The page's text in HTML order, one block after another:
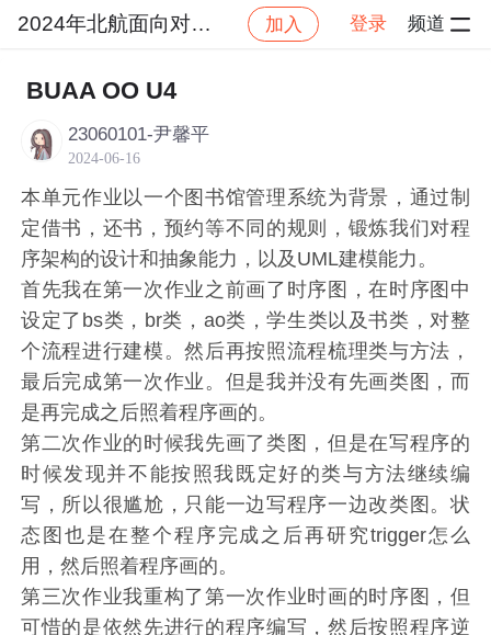
2024年北航面向对象设计与构造 加入 登录 频道
社区 2024年北航面向对象设计与构造
BUAA OO U4
23060101-尹馨平
2024-06-16
本单元作业以一个图书馆管理系统为背景，通过制
定借书，还书，预约等不同的规则，锻炼我们对程
序架构的设计和抽象能力，以及UML建模能力。
首先我在第一次作业之前画了时序图，在时序图中
设定了bs类，br类，ao类，学生类以及书类，对整
个流程进行建模。然后再按照流程梳理类与方法，
最后完成第一次作业。但是我并没有先画类图，而
是再完成之后照着程序画的。
第二次作业的时候我先画了类图，但是在写程序的
时候发现并不能按照我既定好的类与方法继续编
写，所以很尴尬，只能一边写程序一边改类图。状
态图也是在整个程序完成之后再研究trigger怎么
用，然后照着程序画的。
第三次作业我重构了第一次作业时画的时序图，但
可惜的是依然先进行的程序编写，然后按照程序逆